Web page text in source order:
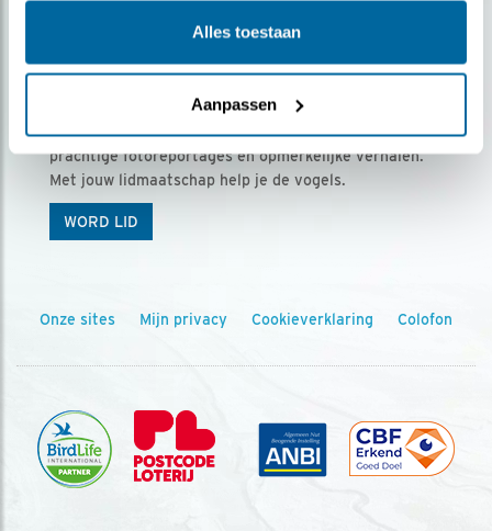
Alles toestaan
Aanpassen
Ontvang 5 x Vogels voor € 36,00 per jaar
Vogels is het tijdschrift voor onze leden, met
prachtige fotoreportages en opmerkelijke verhalen.
Met jouw lidmaatschap help je de vogels.
WORD LID
Onze sites Mijn privacy Cookieverklaring Colofon